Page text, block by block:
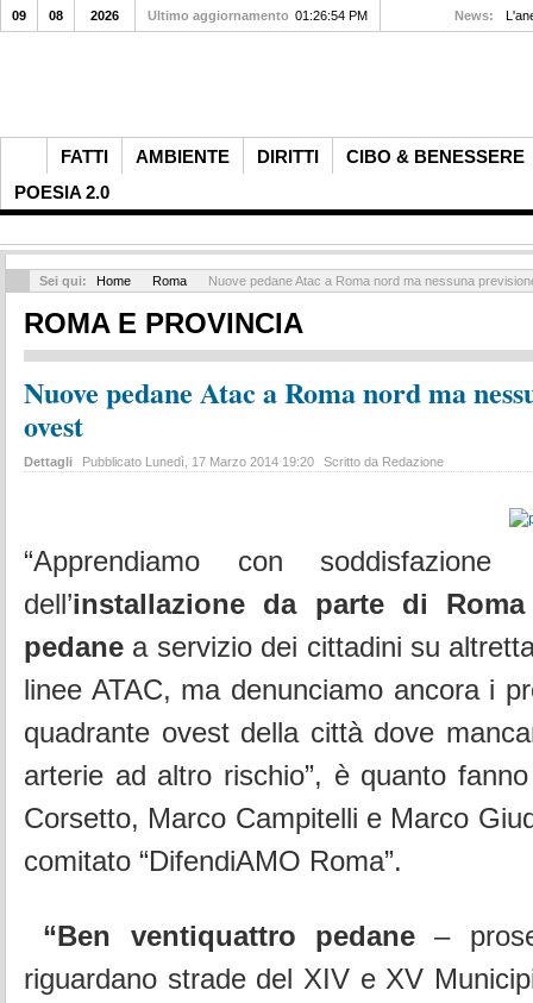
FATTI AMBIENTE DIRITTI
CIBO & BENESSERE
POESIA 2.0
09 08 2026 Ultimo aggiornamento 01:26:54 PM News:
Sei qui: Home Roma Nuove pedane Atac a Roma nord ma nessuna
ROMA E PROVINCIA
Nuove pedane Atac a Roma nord ma
ovest
Dettagli Pubblicato Lunedì, 17 Marzo 2014 19:20 Scritto da Redazione
“Apprendiamo con soddisfazione
dell’installazione da parte di
pedane a servizio dei cittadini su
linee ATAC, ma denunciamo ancora i
quadrante ovest della città dove
arterie ad altro rischio”, è quanto
Corsetto, Marco Campitelli e Marco
comitato “DifendiAMO Roma”.
“Ben ventiquattro pedane–
riguardano strade del XIV e XV